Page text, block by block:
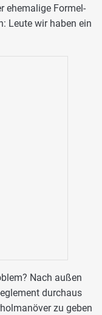
ehemalige Formel-
Leute wir haben ein
Nach außen
durchaus
zu geben